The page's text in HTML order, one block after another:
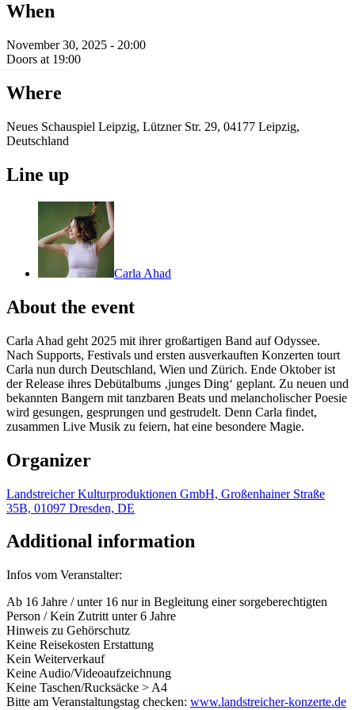
When
November 30, 2025 - 20:00
Doors at 19:00
Where
Neues Schauspiel Leipzig, Lützner Str. 29, 04177 Leipzig,
Deutschland
Line up
Carla Ahad
About the event
Carla Ahad geht 2025 mit ihrer großartigen Band auf Odyssee.
Nach Supports, Festivals und ersten ausverkauften Konzerten tourt
Carla nun durch Deutschland, Wien und Zürich. Ende Oktober ist
der Release ihres Debütalbums ‚junges Ding‘ geplant. Zu neuen und
bekannten Bangern mit tanzbaren Beats und melancholischer Poesie
wird gesungen, gesprungen und gestrudelt. Denn Carla findet,
zusammen Live Musik zu feiern, hat eine besondere Magie.
Organizer
Landstreicher Kulturproduktionen GmbH, Großenhainer Straße
35B, 01097 Dresden, DE
Additional information
Infos vom Veranstalter:
Ab 16 Jahre / unter 16 nur in Begleitung einer sorgeberechtigten
Person / Kein Zutritt unter 6 Jahre
Hinweis zu Gehörschutz
Keine Reisekosten Erstattung
Kein Weiterverkauf
Keine Audio/Videoaufzeichnung
Keine Taschen/Rucksäcke > A4
Bitte am Veranstaltungstag checken: www.landstreicher-konzerte.de